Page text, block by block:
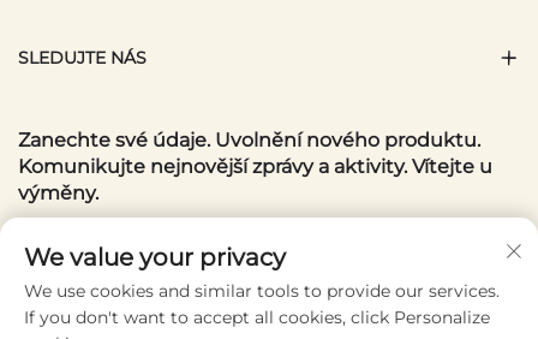
SLEDUJTE NÁS
Zanechte své údaje. Uvolnění nového produktu.
Komunikujte nejnovější zprávy a aktivity. Vítejte u
výměny.
Váš e-mail
Subscribe
We value your privacy
We use cookies and similar tools to provide our services.
If you don't want to accept all cookies, click Personalize